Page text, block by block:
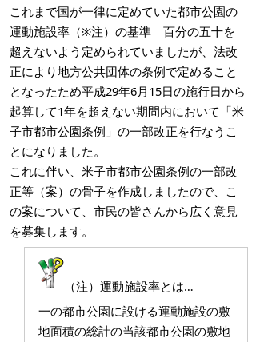
これまで国が一律に定めていた都市公園の
運動施設率（※注）の基準 百分の五十を
超えないよう定められていましたが、法改
正により地方公共団体の条例で定めること
となったため平成29年6月15日の施行日から
起算して1年を超えない期間内において「米
子市都市公園条例」の一部改正を行なうこ
とになりました。
これに伴い、米子市都市公園条例の一部改
正等（案）の骨子を作成しましたので、こ
の案について、市民の皆さんから広く意見
を募集します。
（注）運動施設率とは…
一の都市公園に設ける運動施設の敷
地面積の総計の当該都市公園の敷地